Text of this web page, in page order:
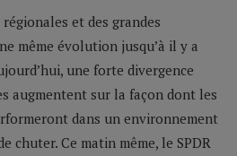
et des grandes
même évolution jusqu’à il y a
une forte divergence
augmentent sur la façon dont les
dans un environnement
chuter. Ce matin même, le SPDR